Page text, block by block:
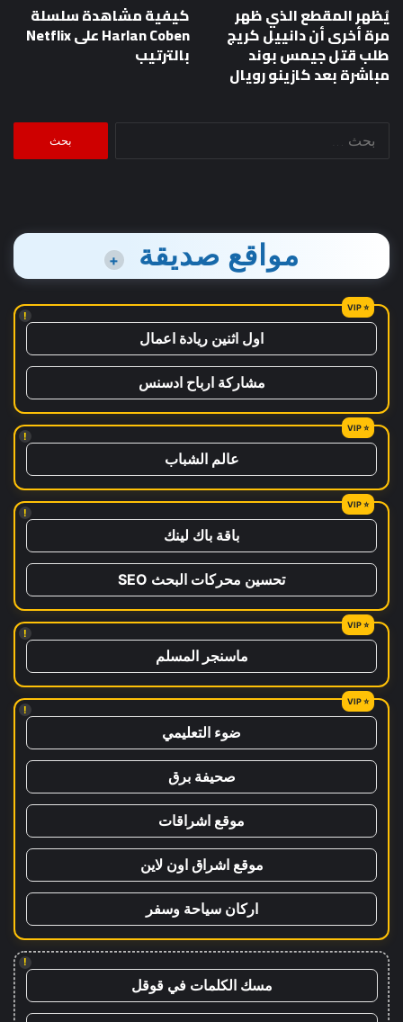
يُظهر المقطع الذي ظهر
مرة أخرى أن دانييل كريج
طلب قتل جيمس بوند
مباشرة بعد كازينو رويال
كيفية مشاهدة سلسلة
Harlan Coben على Netflix
بالترتيب
البحث
مواقع صديقة +
!
اول اثنين ريادة اعمال
مشاركة ارباح ادسنس
!
عالم الشباب
!
باقة باك لينك
تحسين محركات البحث SEO
!
ماسنجر المسلم
!
ضوء التعليمي
صحيفة برق
موقع اشراقات
موقع اشراق اون لاين
اركان سياحة وسفر
!
مسك الكلمات في قوقل